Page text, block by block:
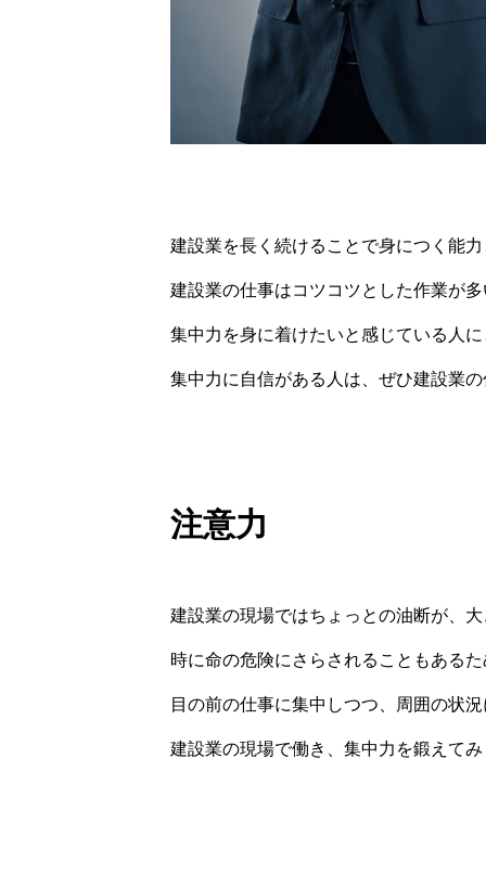
建設業を長く続けることで身につく能
建設業の仕事はコツコツとした作業が
集中力を身に着けたいと感じている人
集中力に自信がある人は、ぜひ建設業
注意力
建設業の現場ではちょっとの油断が、
時に命の危険にさらされることもある
目の前の仕事に集中しつつ、周囲の状
建設業の現場で働き、集中力を鍛えて